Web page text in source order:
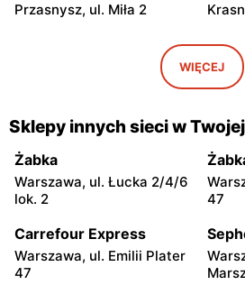
Przasnysz, ul. Miła 2
Czerwin, ul. Mazowiecka 13
Prim
72
Prim Market
Zaręby Kościelne, ul. Farna
22A
Prim
Prim Market
17
Prim
13a
Prim Market Prim
WIĘCEJ
Sklepy innych sieci w
Żabka
Warszawa, ul. Łucka 2/4/6
lok. 2
47
Carrefour Express
Warszawa, ul. Emilii Plater
47